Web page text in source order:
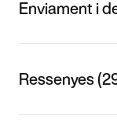
Enviament i
Ressenyes